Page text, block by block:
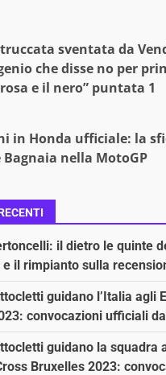
sventata da
che disse no per
e il nero” puntata 1
in Honda ufficiale: la
nella MotoGP
il dietro le quinte
e il rimpianto sulla
guidano l’Italia agli
convocazioni ufficiali
guidano la squadra
Bruxelles 2023: